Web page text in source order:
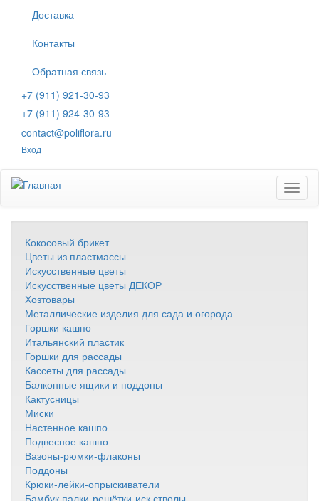
содержанию
Доставка
Контакты
Обратная связь
+7 (911) 921-30-93
+7 (911) 924-30-93
contact@poliflora.ru
Вход
Кокосовый брикет
Цветы из пластмассы
Искусственные цветы
Искусственные цветы ДЕКОР
Хозтовары
Металлические изделия для сада и огорода
Горшки кашпо
Итальянский пластик
Горшки для рассады
Кассеты для рассады
Балконные ящики и поддоны
Кактусницы
Миски
Настенное кашпо
Подвесное кашпо
Вазоны-рюмки-флаконы
Поддоны
Крюки-лейки-опрыскиватели
Бамбук.палки-решётки-иск.стволы